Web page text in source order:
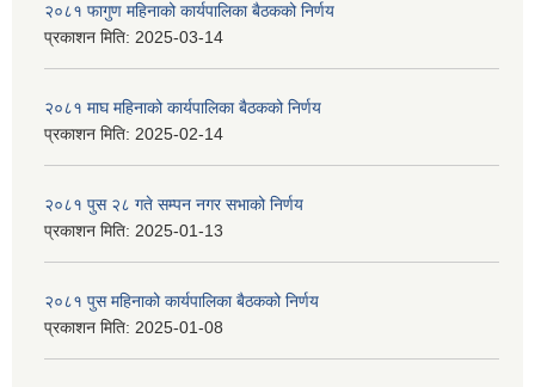
२०८१ फागुण महिनाको कार्यपालिका बैठकको निर्णय
प्रकाशन मिति: 2025-03-14
२०८१ माघ महिनाको कार्यपालिका बैठकको निर्णय
प्रकाशन मिति: 2025-02-14
२०८१ पुस २८ गते सम्प‍न नगर सभाको निर्णय
प्रकाशन मिति: 2025-01-13
२०८१ पुस महिनाको कार्यपालिका बैठकको निर्णय
प्रकाशन मिति: 2025-01-08